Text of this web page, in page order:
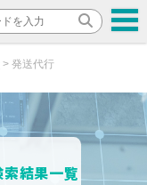
発送代行
索結果一覧